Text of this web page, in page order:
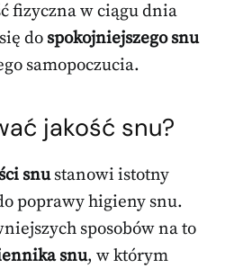
fizyczna w ciągu dnia
do spokojniejszego snu
samopoczucia.
jakość snu?
snustanowi istotny
poprawy higieny snu.
sposobów na to
snu, w którym